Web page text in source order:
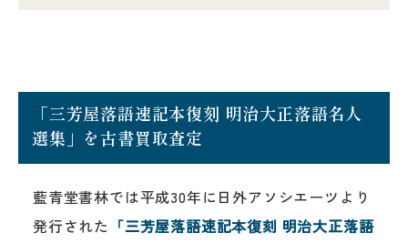
「三芳屋落語速記本復刻 明治大正落語名人
選集」を古書買取査定
藍青堂書林では平成30年に日外アソシエーツより
発行された 「三芳屋落語速記本復刻 明治大正落語